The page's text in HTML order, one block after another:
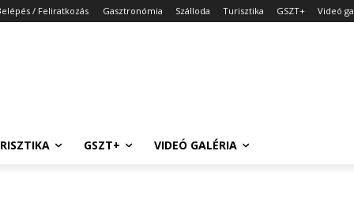
/ Feliratkozás Gasztronómia Szálloda Turisztika GSZT+ Videó
GSZT+ VIDEÓ GALÉRIA